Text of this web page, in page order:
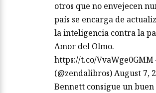
otros que no envejecen
país se encarga de
la inteligencia contra la
Amor del Olmo.
https://t.co/
(@zendalibros) August 7,
Bennett consigue un